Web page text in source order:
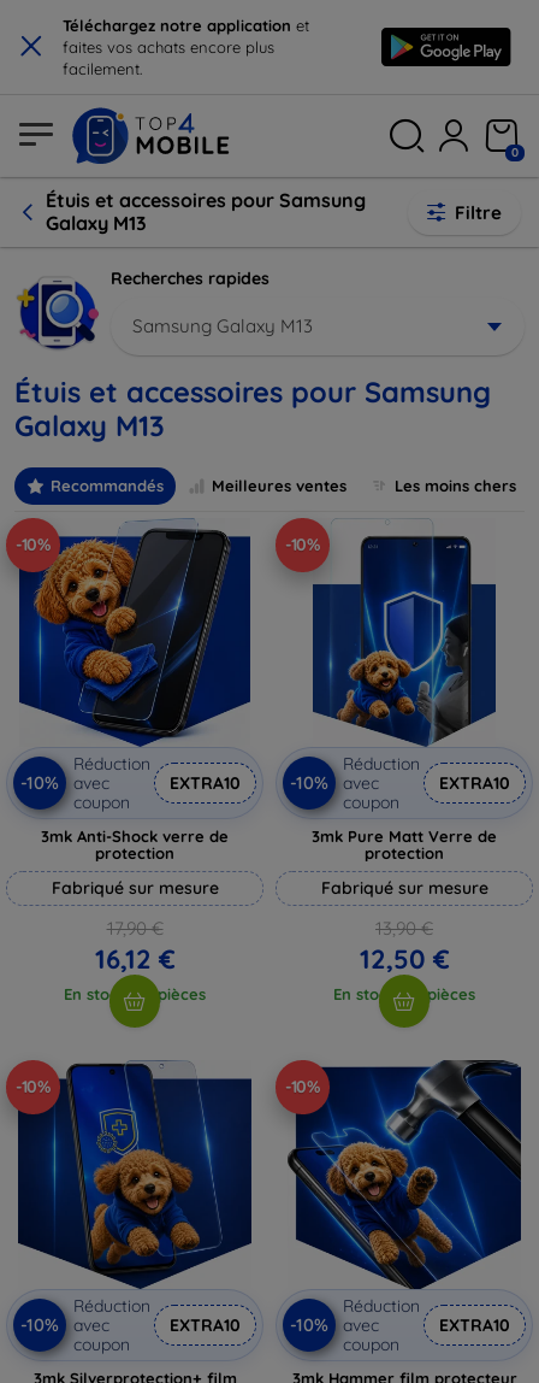
× Téléchargez notre application et
faites vos achats encore plus
facilement.
0
Étuis et accessoires pour Samsung
Galaxy M13
Filtre
Recherches rapides
Samsung Galaxy M13
Étuis et accessoires pour Samsung
Galaxy M13
Recommandés Meilleures ventes Les moins chers
-10%
-10%
Réduction
avec
coupon
EXTRA10
3mk Anti-Shock verre de
protection
Fabriqué sur mesure
17,90 €
16,12 €
En stock > 5 pièces
-10%
-10%
Réduction
avec
coupon
EXTRA10
3mk Pure Matt Verre de
protection
Fabriqué sur mesure
13,90 €
12,50 €
En stock > 5 pièces
-10%
-10%
Réduction
avec
coupon
EXTRA10
3mk Silverprotection+ film
-10%
-10%
Réduction
avec
coupon
EXTRA10
3mk Hammer film protecteur